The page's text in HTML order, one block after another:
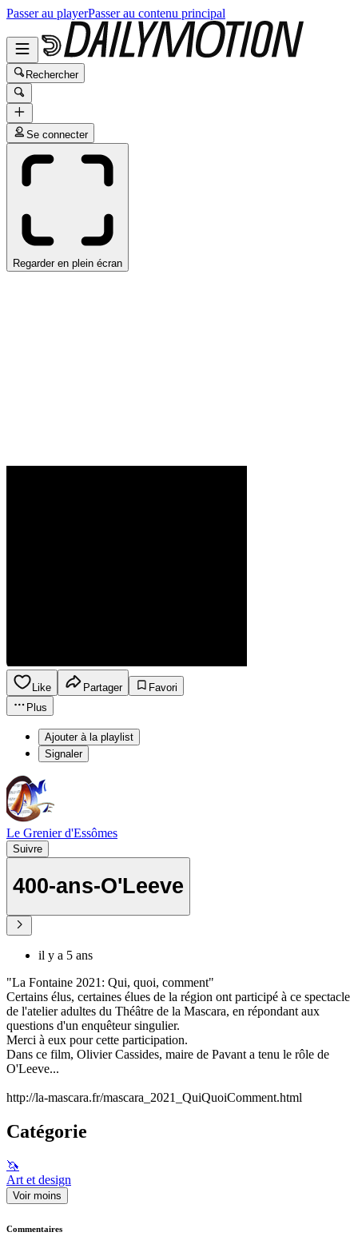
Passer au playerPasser au contenu principal
Rechercher
Se connecter
Regarder en plein écran
Like Partager
Favori
Plus
Ajouter à la playlist
Signaler
Le Grenier d'Essômes
Suivre
400-ans-O'Leeve
il y a 5 ans
"La Fontaine 2021: Qui, quoi, comment"
Certains élus, certaines élues de la région ont participé à ce spectacle
de l'atelier adultes du Théâtre de la Mascara, en répondant aux
questions d'un enquêteur singulier.
Merci à eux pour cette participation.
Dans ce film, Olivier Cassides, maire de Pavant a tenu le rôle de
O'Leeve...
http://la-mascara.fr/mascara_2021_QuiQuoiComment.html
Catégorie
🦄
Art et design
Voir moins
Commentaires